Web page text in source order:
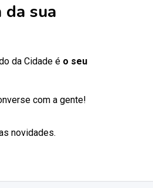
da sua
da Cidade é o seu
com a gente!
novidades.